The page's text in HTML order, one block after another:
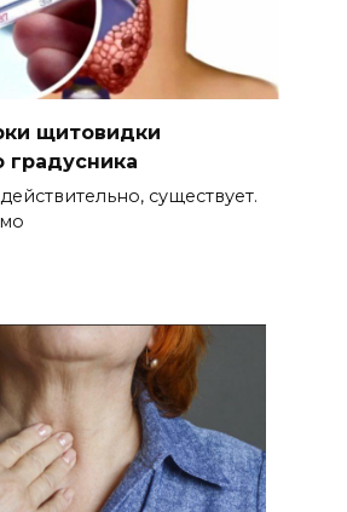
щитовидки
градусника
существует.